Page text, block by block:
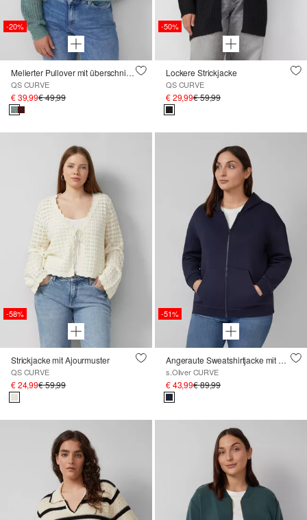
-20%
Melierter Pullover mit überschnittener Schulter
QS CURVE
€ 39,99€ 49,99
-50%
Lockere Strickjacke
QS CURVE
€ 29,99€ 59,99
-58%
Strickjacke mit Ajourmuster
QS CURVE
€ 24,99€ 59,99
-51%
Angeraute Sweatshirtjacke mit Stickerei
s.Oliver CURVE
€ 43,99€ 89,99